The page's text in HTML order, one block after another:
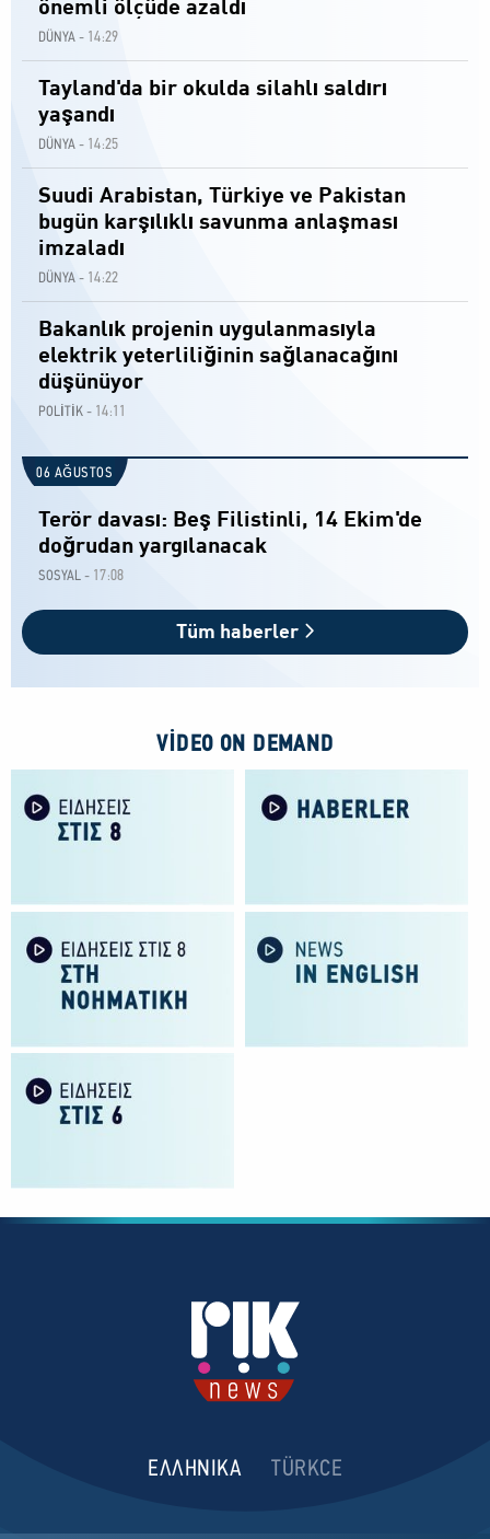
önemli ölçüde azaldı
DÜNYA - 14:29
Tayland'da bir okulda silahlı saldırı
yaşandı
DÜNYA - 14:25
Suudi Arabistan, Türkiye ve Pakistan
bugün karşılıklı savunma anlaşması
imzaladı
DÜNYA - 14:22
Bakanlık projenin uygulanmasıyla
elektrik yeterliliğinin sağlanacağını
düşünüyor
POLİTİK - 14:11
06 AĞUSTOS
Terör davası: Beş Filistinli, 14 Ekim'de
doğrudan yargılanacak
SOSYAL - 17:08
Tüm haberler
VIDEO ON DEMAND
ΕΛΛΗΝΙΚΑ TÜRKCE